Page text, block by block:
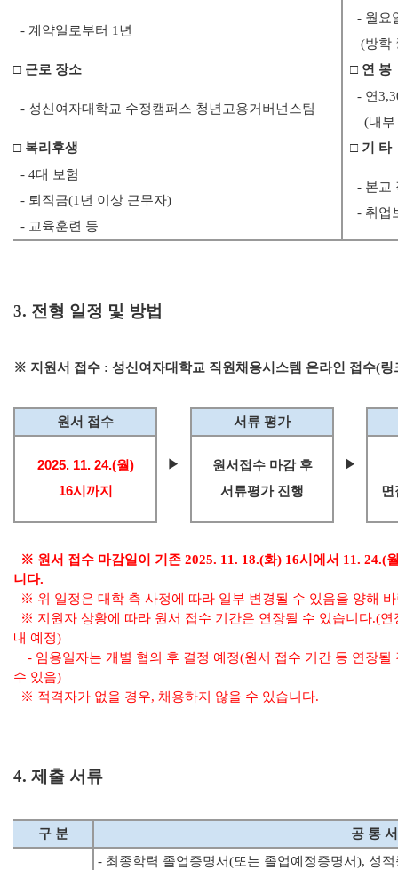
- 계약일로부터 1년
- 월요
(방학
□ 근로 장소
□ 연 봉
- 성신여자대학교 수정캠퍼스 청년고용거버넌스팀
- 연
(내부
□ 복리후생
□ 기 타
- 4대 보험
- 퇴직금(1년 이상 근무자)
- 교육훈련 등
- 본교
- 취업
3. 전형 일정 및 방법
※ 지원서 접수 : 성신여자대학교 직원채용시스템 온라인 접수(링
원서 접수
▶
서류 평가
▶
2025. 11. 24.(월)
16시까지
원서접수 마감 후
서류평가 진행
면
※ 원서 접수 마감일이 기존 2025. 11. 18.(화) 16시에서 11. 24.(
니다.
※ 위 일정은 대학 측 사정에 따라 일부 변경될 수 있음을 양해
※ 지원자 상황에 따라 원서 접수 기간은 연장될 수 있습니다.(연
내 예정)
- 임용일자는 개별 협의 후 결정 예정(원서 접수 기간 등 연장될
수 있음)
※ 적격자가 없을 경우, 채용하지 않을 수 있습니다.
4. 제출 서류
구 분 공 통
- 최종학력 졸업증명서(또는 졸업예정증명서), 성